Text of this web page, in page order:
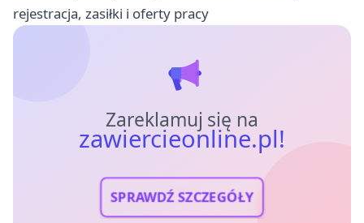
rejestracja, zasiłki i oferty pracy
Zareklamuj się na
zawiercieonline.pl!
SPRAWDŹ SZCZEGÓŁY